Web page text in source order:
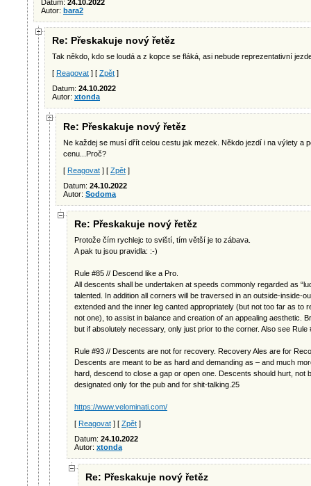
Datum: 24.10.2022
Autor: bara2
Re: Přeskakuje nový řetěz
Tak někdo, kdo se loudá a z kopce se fláká, asi nebude reprezentativní
[ Reagovat ] [ Zpět ]
Datum: 24.10.2022
Autor: xtonda
Re: Přeskakuje nový řetěz
Ne každej se musí dřít celou cestu jak mezek. Někdo jezdí i na výlety a
cenu...Proč?
[ Reagovat ] [ Zpět ]
Datum: 24.10.2022
Autor: Sodoma
Re: Přeskakuje nový řetěz
Protože čím rychlejc to sviští, tím větší je to zábava.
A pak tu jsou pravidla: :-)
Rule #85 // Descend like a Pro.
All descents shall be undertaken at speeds commonly regarded as
talented. In addition all corners will be traversed in an outside-inside-
extended and the inner leg canted appropriately (but not too far as to
not one), to assist in balance and creation of an appealing aesthetic.
but if absolutely necessary, only just prior to the corner. Also see Rule
Rule #93 // Descents are not for recovery. Recovery Ales are for
Descents are meant to be as hard and demanding as – and much
hard, descend to close a gap or open one. Descents should hurt, not
designated only for the pub and for shit-talking.25
https://www.velominati.com/
[ Reagovat ] [ Zpět ]
Datum: 24.10.2022
Autor: xtonda
Re: Přeskakuje nový řetěz